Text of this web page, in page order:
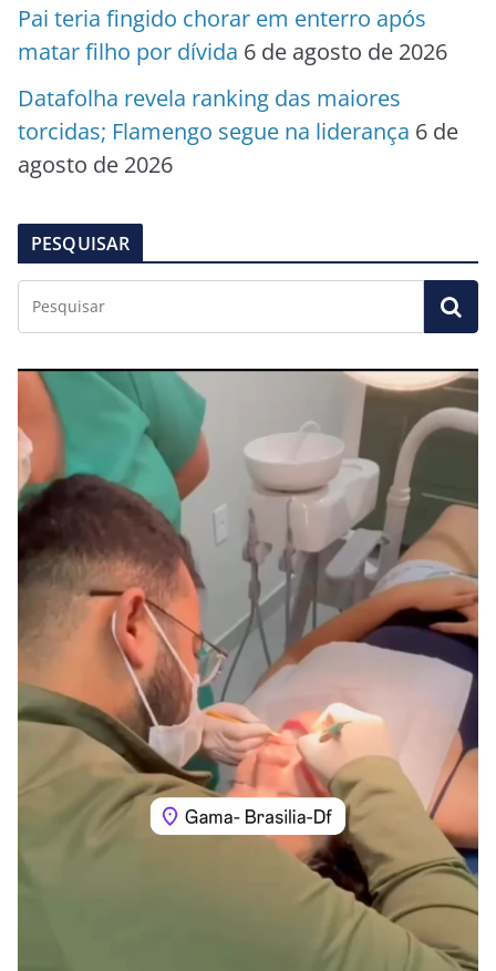
Pai teria fingido chorar em enterro após
matar filho por dívida 6 de agosto de 2026
Datafolha revela ranking das maiores
torcidas; Flamengo segue na liderança 6 de
agosto de 2026
PESQUISAR